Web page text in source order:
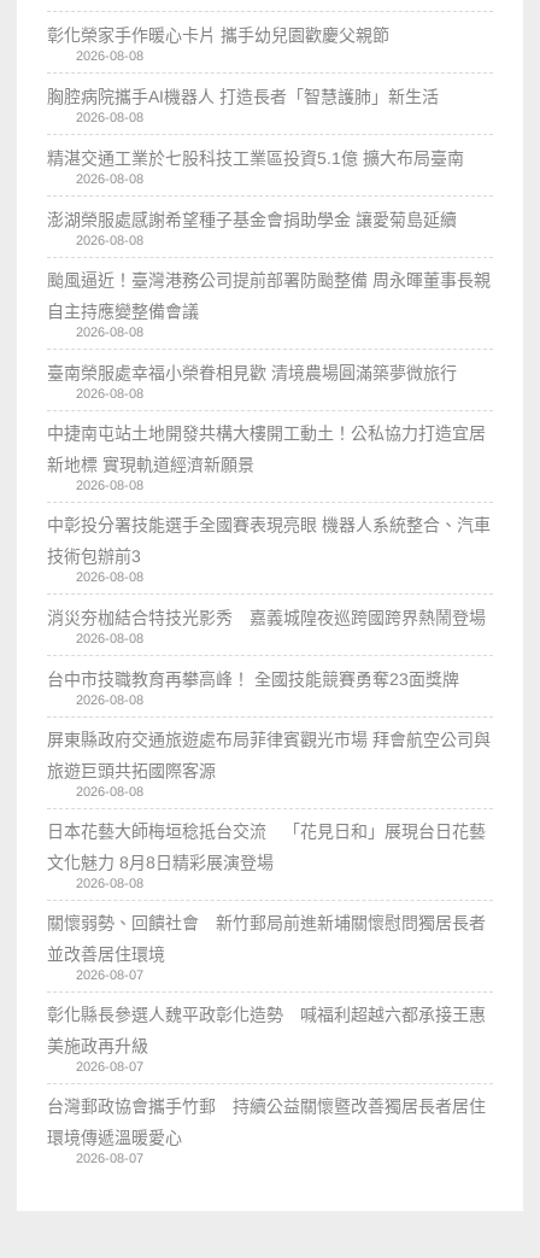
彰化榮家手作暖心卡片 攜手幼兒園歡慶父親節
2026-08-08
胸腔病院攜手AI機器人 打造長者「智慧護肺」新生活
2026-08-08
精湛交通工業於七股科技工業區投資5.1億 擴大布局臺南
2026-08-08
澎湖榮服處感謝希望種子基金會捐助學金 讓愛菊島延續
2026-08-08
颱風逼近！臺灣港務公司提前部署防颱整備 周永暉董事長親
自主持應變整備會議
2026-08-08
臺南榮服處幸福小榮眷相見歡 清境農場圓滿築夢微旅行
2026-08-08
中捷南屯站土地開發共構大樓開工動土！公私協力打造宜居
新地標 實現軌道經濟新願景
2026-08-08
中彰投分署技能選手全國賽表現亮眼 機器人系統整合、汽車
技術包辦前3
2026-08-08
消災夯枷結合特技光影秀 嘉義城隍夜巡跨國跨界熱鬧登場
2026-08-08
台中市技職教育再攀高峰！ 全國技能競賽勇奪23面獎牌
2026-08-08
屏東縣政府交通旅遊處布局菲律賓觀光市場 拜會航空公司與
旅遊巨頭共拓國際客源
2026-08-08
日本花藝大師梅垣稔抵台交流 「花見日和」展現台日花藝
文化魅力 8月8日精彩展演登場
2026-08-08
關懷弱勢、回饋社會 新竹郵局前進新埔關懷慰問獨居長者
並改善居住環境
2026-08-07
彰化縣長參選人魏平政彰化造勢 喊福利超越六都承接王惠
美施政再升級
2026-08-07
台灣郵政協會攜手竹郵 持續公益關懷暨改善獨居長者居住
環境傳遞溫暖愛心
2026-08-07